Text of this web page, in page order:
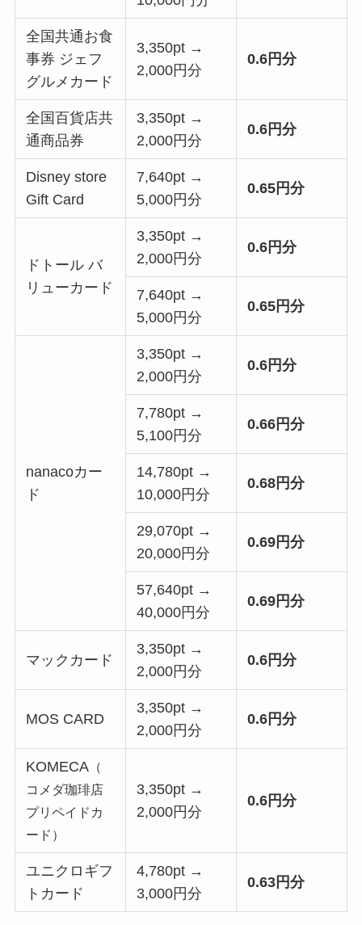
全国共通お食
事券 ジェフ
グルメカード
3,350pt →
2,000円分
0.6円分
全国百貨店共
通商品券
3,350pt →
2,000円分
0.6円分
Disney store
Gift Card
7,640pt →
5,000円分
0.65円分
ドトール バ
リューカード
3,350pt →
2,000円分
0.6円分
7,640pt →
5,000円分
0.65円分
nanacoカー
ド
3,350pt →
2,000円分
0.6円分
7,780pt →
5,100円分
0.66円分
14,780pt →
10,000円分
0.68円分
29,070pt →
20,000円分
0.69円分
57,640pt →
40,000円分
0.69円分
マックカード
3,350pt →
2,000円分
0.6円分
MOS CARD
3,350pt →
2,000円分
0.6円分
KOMECA （
コメダ珈琲店
プリペイドカ
ード）
3,350pt →
2,000円分
0.6円分
ユニクロギフ
トカード
4,780pt →
3,000円分
0.63円分